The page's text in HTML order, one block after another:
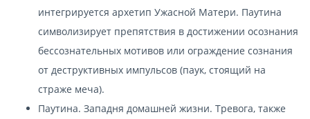
интегрируется архетип Ужасной Матери. Паутина
символизирует препятствия в достижении осознания
бессознательных мотивов или ограждение сознания
от деструктивных импульсов (паук, стоящий на
страже меча).
Паутина. Западня домашней жизни. Тревога, также